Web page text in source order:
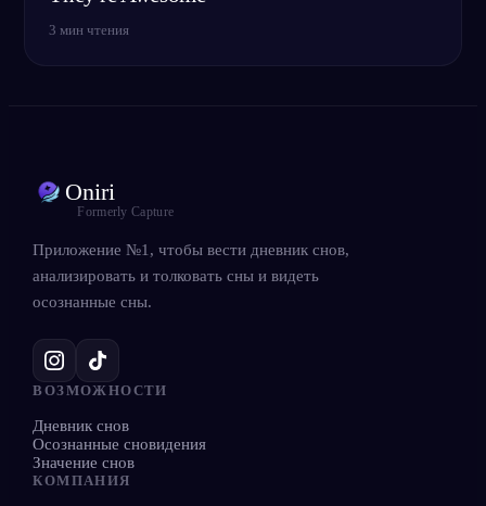
3 мин чтения
Oniri
Formerly Capture
Приложение №1, чтобы вести дневник снов,
анализировать и толковать сны и видеть
осознанные сны.
ВОЗМОЖНОСТИ
Дневник снов
Осознанные сновидения
Значение снов
КОМПАНИЯ